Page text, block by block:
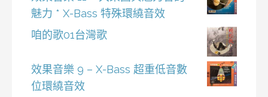
魅力 * X-Bass 特殊環繞音效
咱的歌01台灣歌
效果音樂 9 – X-Bass 超重低音數
位環繞音效